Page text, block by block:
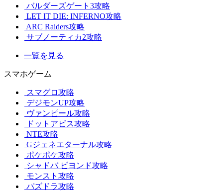
バルダーズゲート3攻略
LET IT DIE: INFERNO攻略
ARC Raiders攻略
サブノーティカ2攻略
一覧を見る
スマホゲーム
スマグロ攻略
デジモンUP攻略
ヴァンピール攻略
ドットアビス攻略
NTE攻略
Gジェネエターナル攻略
ポケポケ攻略
シャドバ ビヨンド攻略
モンスト攻略
パズドラ攻略